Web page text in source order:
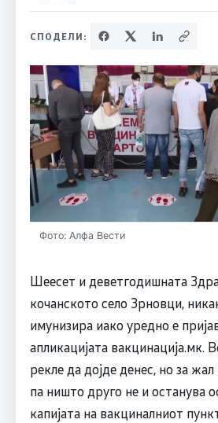
СПОДЕЛИ:
Фото: Алфа Вести
Шеесет и деветгодишната
кочанското село Зрновци,
имунизира иако уредно е
апликацијата вакцинација.мк.
рекле да дојде денес, но за
па ништо друго не и останува
капијата на вакциналниот